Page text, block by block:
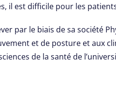
il est difficile pour les
par le biais de sa
et de posture et aux
de la santé de